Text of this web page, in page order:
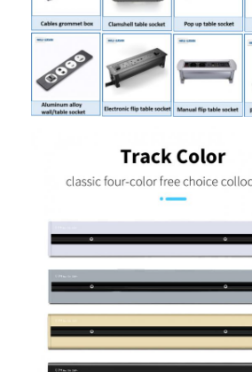
Contrôle de la qualité
Contact
Parlez Maintenant.
Tableaux interactifs
Système de conférence
Moniteur à défilement
Une prise de bureau pop-up